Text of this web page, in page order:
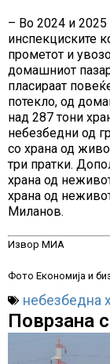
– Во 2024 и
инспекциските
прометот и
домашниот
пласираат
потекло, од
над 287 тони
небезбедни од
со храна од
три пратки.
храна од
храна од
Миланов.
Извор МИА
Фото Економија и
небезбедна
Поврзана